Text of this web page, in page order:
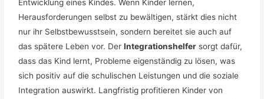
Entwicklung eines Kindes. Wenn Kinder lernen,
Herausforderungen selbst zu bewältigen, stärkt dies nicht
nur ihr Selbstbewusstsein, sondern bereitet sie auch auf
das spätere Leben vor. DerIntegrationshelfer sorgt dafür,
dass das Kind lernt, Probleme eigenständig zu lösen, was
sich positiv auf die schulischen Leistungen und die soziale
Integration auswirkt. Langfristig profitieren Kinder von